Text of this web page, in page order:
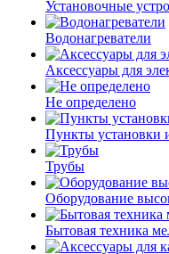
Установочные
Водонагреватели
Аксессуары для
Не определено
Пункты установки
Трубы
Оборудование
Бытовая техника